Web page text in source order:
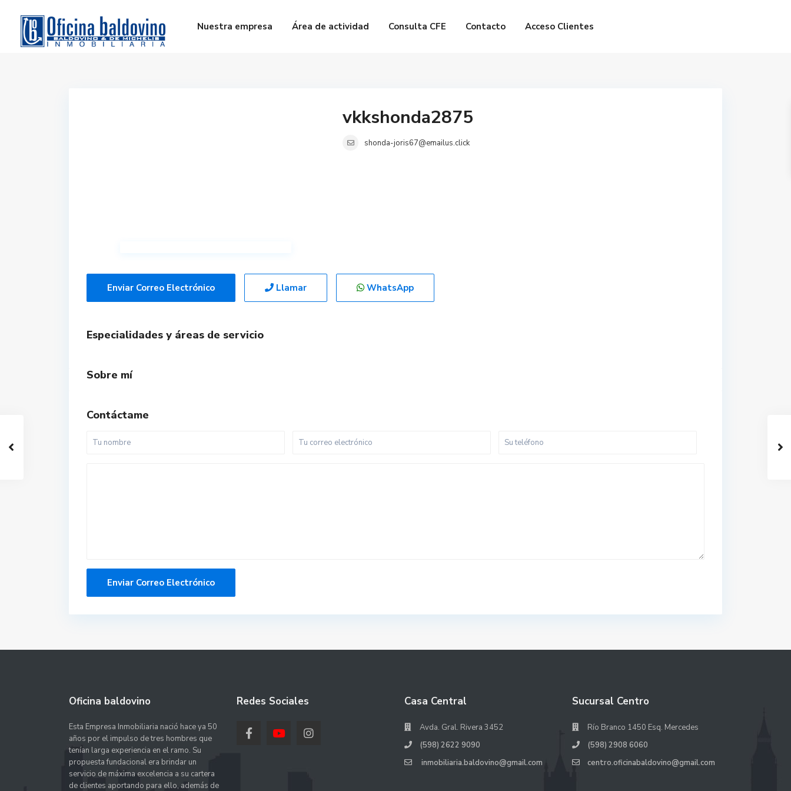
Nuestra empresa Área de actividad Consulta CFE Contacto Acceso Clientes
vkkshonda2875
shonda-joris67@emailus.click
Enviar Correo Electrónico Llamar WhatsApp
Especialidades y áreas de servicio
Sobre mí
Contáctame
Oficina baldovino
Esta Empresa Inmobiliaria nació hace ya 50
años por el impulso de tres hombres que
tenían larga experiencia en el ramo. Su
propuesta fundacional era brindar un
servicio de máxima excelencia a su cartera
de clientes aportando para ello, además de
Redes Sociales Casa Central
Avda. Gral. Rivera 3452
(598) 2622 9090
inmobiliaria.baldovino@gmail.com
Sucursal Centro
Río Branco 1450 Esq. Mercedes
(598) 2908 6060
centro.oficinabaldovino@gmail.com